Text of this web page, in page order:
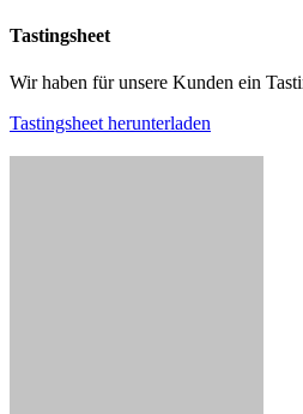
Tastingsheet
Wir haben für unsere Kunden ein
Tastingsheet herunterladen